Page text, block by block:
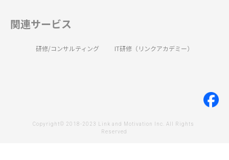
関連サービス
研修/コンサルティング IT研修（リンクアカデミー）
Copyright© 2018-2023 Link and Motivation Inc. All Rights
Reserved